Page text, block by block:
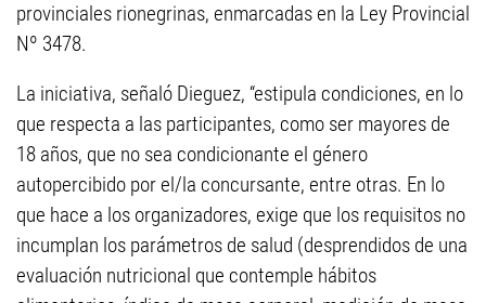
provinciales rionegrinas, enmarcadas en la Ley Provincial
Nº 3478.
La iniciativa, señaló Dieguez, “estipula condiciones, en lo
que respecta a las participantes, como ser mayores de
18 años, que no sea condicionante el género
autopercibido por el/la concursante, entre otras. En lo
que hace a los organizadores, exige que los requisitos no
incumplan los parámetros de salud (desprendidos de una
evaluación nutricional que contemple hábitos